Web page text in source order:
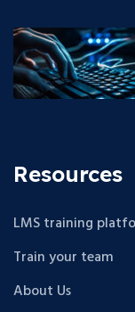
Resources
LMS training
Train your team
About Us